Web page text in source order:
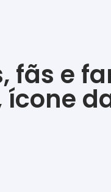
fãs e
ícone